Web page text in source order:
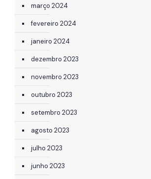
março 2024
fevereiro 2024
janeiro 2024
dezembro 2023
novembro 2023
outubro 2023
setembro 2023
agosto 2023
julho 2023
junho 2023